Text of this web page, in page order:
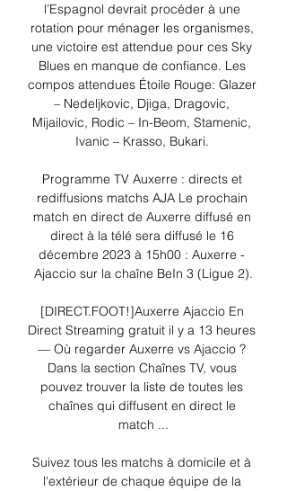
l’Espagnol devrait procéder à une
rotation pour ménager les organismes,
une victoire est attendue pour ces Sky
Blues en manque de confiance. Les
compos attendues Étoile Rouge: Glazer
– Nedeljkovic, Djiga, Dragovic,
Mijailovic, Rodic – In-Beom, Stamenic,
Ivanic – Krasso, Bukari.
Programme TV Auxerre : directs et
rediffusions matchs AJA Le prochain
match en direct de Auxerre diffusé en
direct à la télé sera diffusé le 16
décembre 2023 à 15h00 : Auxerre -
Ajaccio sur la chaîne BeIn 3 (Ligue 2).
[DIRECT.FOOT!]Auxerre Ajaccio En
Direct Streaming gratuit il y a 13 heures
— Où regarder Auxerre vs Ajaccio ?
Dans la section Chaînes TV, vous
pouvez trouver la liste de toutes les
chaînes qui diffusent en direct le
match ...
Suivez tous les matchs à domicile et à
l'extérieur de chaque équipe de la